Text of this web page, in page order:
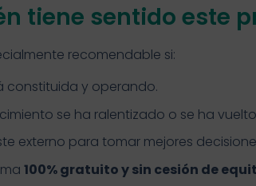
tiene sentido este
recomendable si:
constituida y operando.
se ha ralentizado o se ha
externo para tomar mejores
100% gratuito y sin cesión de